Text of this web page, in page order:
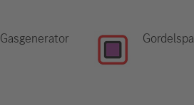
Gasgenerator